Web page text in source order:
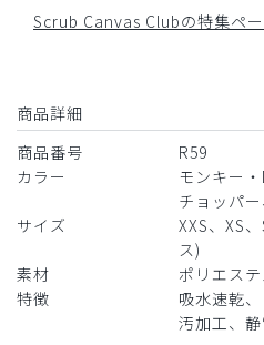
Scrub Canvas Clubの特集ペ
商品詳細
商品番号
R59
カラー
モンキー
チョッパ
サイズ
XXS、XS
ス)
素材
ポリエス
特徴
吸水速乾
汚加工、